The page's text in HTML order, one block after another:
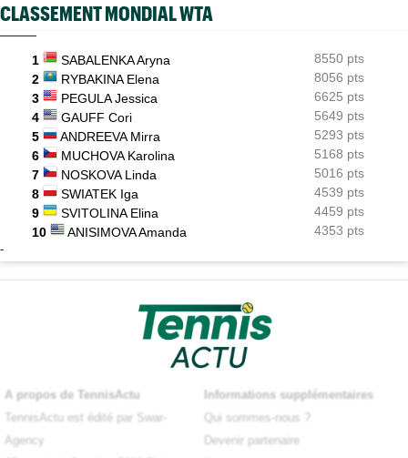
CLASSEMENT MONDIAL WTA
1 SABALENKA Aryna
8550 pts
2
RYBAKINA Elena
8056 pts
3
PEGULA Jessica
6625 pts
4
GAUFF Cori
5649 pts
5
ANDREEVA Mirra
5293 pts
6
MUCHOVA Karolina
5168 pts
7
NOSKOVA Linda
5016 pts
8
SWIATEK Iga
4539 pts
9
SVITOLINA Elina
4459 pts
10
ANISIMOVA Amanda 4353 pts
-
A propos de TennisActu
TennisActu est édité par Swar-
Agency
Informations supplémentaires
Qui sommes-nous ?
Devenir partenaire